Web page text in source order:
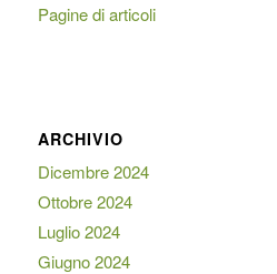
Pagine di articoli
ARCHIVIO
Dicembre 2024
Ottobre 2024
Luglio 2024
Giugno 2024